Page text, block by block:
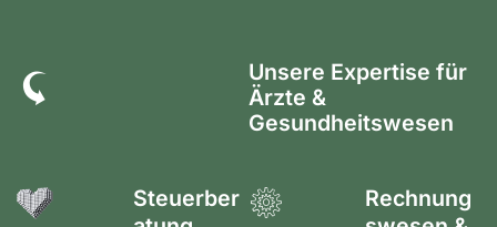
Unsere Expertise für
Ärzte &
Gesundheitswesen
Steuerber
Rechnung